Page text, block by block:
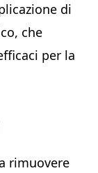
di
che
per la
rimuovere